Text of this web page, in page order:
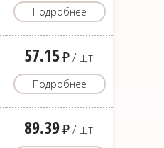
Подробнее
57.15д/ шт.
Подробнее
89.39д/ шт.